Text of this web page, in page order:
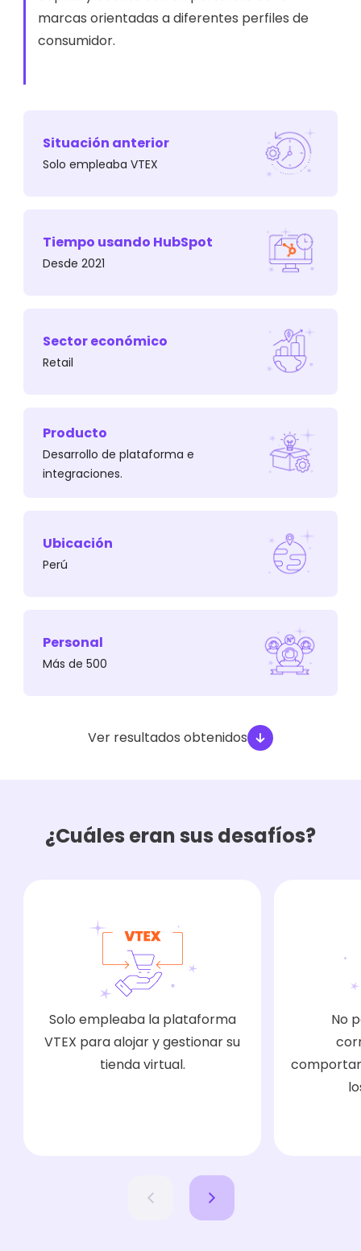
marcas orientadas a diferentes perfiles de
consumidor.
Perú.
Situación anterior
Solo empleaba VTEX
Tiempo usando HubSpot
Desde 2021
Sector económico
Retail
Producto
Desarrollo de plataforma e
integraciones.
Ubicación
Perú
Personal
Más de 500
Ver resultados obtenidos
¿Cuáles eran sus desafíos?
Solo empleaba la plataforma
VTEX para alojar y gestionar su
tienda virtual.
No